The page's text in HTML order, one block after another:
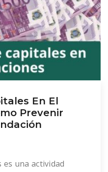
En El
Prevenir
es una actividad